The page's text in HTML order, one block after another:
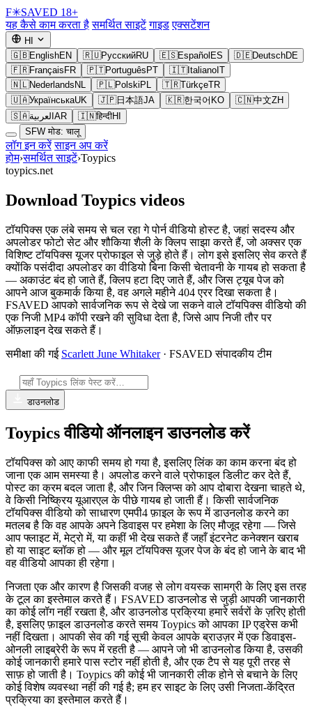
F✳SAVED 18+
यह कैसे काम करता है समर्थित साइटें गाइड एक्सटेंशन
HI
🇬🇧EnglishEN 🇷🇺РусскийRU 🇪🇸Español ES 🇩🇪DeutschDE
🇫🇷Français FR 🇵🇹Português PT 🇮🇹Italiano IT
🇳🇱Nederlands NL 🇵🇱Polski PL 🇹🇷TürkçeTR
🇺🇦УкраїнськаUK 🇯🇵日本語JA 🇰🇷한국어 KO 🇨🇳中文ZH
🇸🇦العربية AR 🇮🇳हिन्दीHI
SFW मोड: चालू
लॉग इन करें साइन अप करें
होम›समर्थित साइटें›Toypics
toypics.net
Download Toypics videos
टॉयपिक्स एक लंबे समय से चल रहा गे पोर्न वीडियो होस्ट है, जहां सदस्य और
अपलोडर फोटो सेट और शौकिया शैली के क्लिप साझा करते हैं, जो अक्सर एक
विशिष्ट टॉयपिक्स यूजर प्रोफाइल से जुड़े होते हैं। लोग इसे इसलिए सेव करते हैं
क्योंकि पसंदीदा अपलोडर का वीडियो बिना किसी चेतावनी के गायब हो सकता है
— अकाउंट बंद हो जाते हैं, क्लिप हटा दिए जाते हैं, और जिस ट्यूब पेज को
आपने आज बुकमार्क किया है, वह अगले महीने 404 एरर दिखा सकता है।
FSAVED आपको सार्वजनिक रूप से देखे जा सकने वाले टॉयपिक्स वीडियो की
एक निजी MP4 कॉपी रखने की सुविधा देता है, जिसे आप निजी तौर पर
ऑफ़लाइन देख सकते हैं।
समीक्षा की गई Scarlett June Whitaker· FSAVED संपादकीय टीम
डाउनलोड
Toypics वीडियो ऑनलाइन डाउनलोड करें
टॉयपिक्स को आए काफी समय हो गया है, इसलिए लिंक का काम करना बंद हो
जाना एक आम समस्या है। अपलोड करने वाले प्रोफाइल डिलीट कर देते हैं,
पोस्ट का क्रम बदल जाता है, और जिन क्लिप्स को आप दोबारा देखना चाहते थे,
वे किसी निष्क्रिय यूआरएल के पीछे गायब हो जाती हैं। किसी सार्वजनिक
टॉयपिक्स वीडियो को साधारण एमपी4 फ़ाइल के रूप में डाउनलोड करने का
मतलब है कि वह आपके अपने डिवाइस पर हमेशा के लिए मौजूद रहेगा — जिसे
आप फ्लाइट में, मेट्रो में, या कहीं भी देख सकते हैं जहाँ इंटरनेट कनेक्शन खराब
हो या साइट ब्लॉक हो — और मूल टॉयपिक्स यूजर पेज के बंद हो जाने के बाद भी
वह वीडियो आपका ही रहेगा।
निजता एक और कारण है जिसकी वजह से लोग वयस्क सामग्री के लिए इस तरह
के टूल का इस्तेमाल करते हैं। FSAVED डाउनलोड से जुड़ी आपकी जानकारी
का कोई लॉग नहीं रखता है, और डाउनलोड प्रक्रिया हमारे सर्वरों के ज़रिए होती
है, इसलिए फ़ाइल डाउनलोड करते समय Toypics को आपका IP एड्रेस कभी
नहीं दिखता। आपकी सेव की गई सूची केवल आपके ब्राउज़र में एक डिवाइस-
ओनली लाइब्रेरी के रूप में रहती है — आपने जो भी डाउनलोड किया है, उसकी
कोई जानकारी हमारे पास स्टोर नहीं होती है, और एक टैप से यह पूरी तरह से
साफ़ हो जाती है। Toypics की कोई भी जानकारी लीक होने से बचाने के लिए
कोई विशेष व्यवस्था नहीं की गई है; हम हर साइट के लिए उसी निजता-केंद्रित
प्रक्रिया का इस्तेमाल करते हैं।